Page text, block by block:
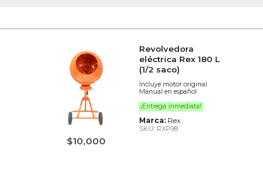
$10,000
Revolvedora
eléctrica Rex 180 L
(1/2 saco)
Incluye motor original
Manual en español
¡Entrega inmediata!
Marca:Rex
SKU: RXP98